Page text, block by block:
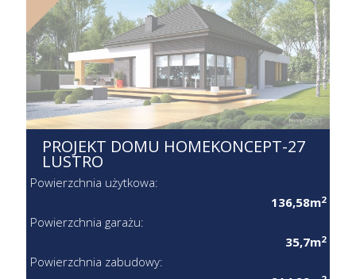
PROJEKT DOMU HOMEKONCEPT-27
LUSTRO
Powierzchnia użytkowa:
136,58m2
Powierzchnia garażu:
35,7m2
Powierzchnia zabudowy: